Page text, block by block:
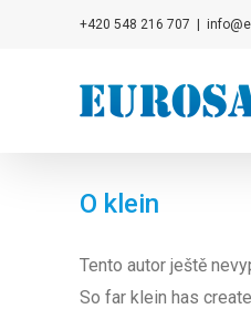
+420 548 216 707
O klein
Tento autor ještě
So far klein has